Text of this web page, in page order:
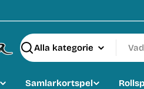
Sök
Samlarkortspel